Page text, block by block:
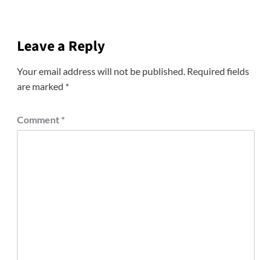
Leave a Reply
Your email address will not be published. Required fields
are marked *
Comment *